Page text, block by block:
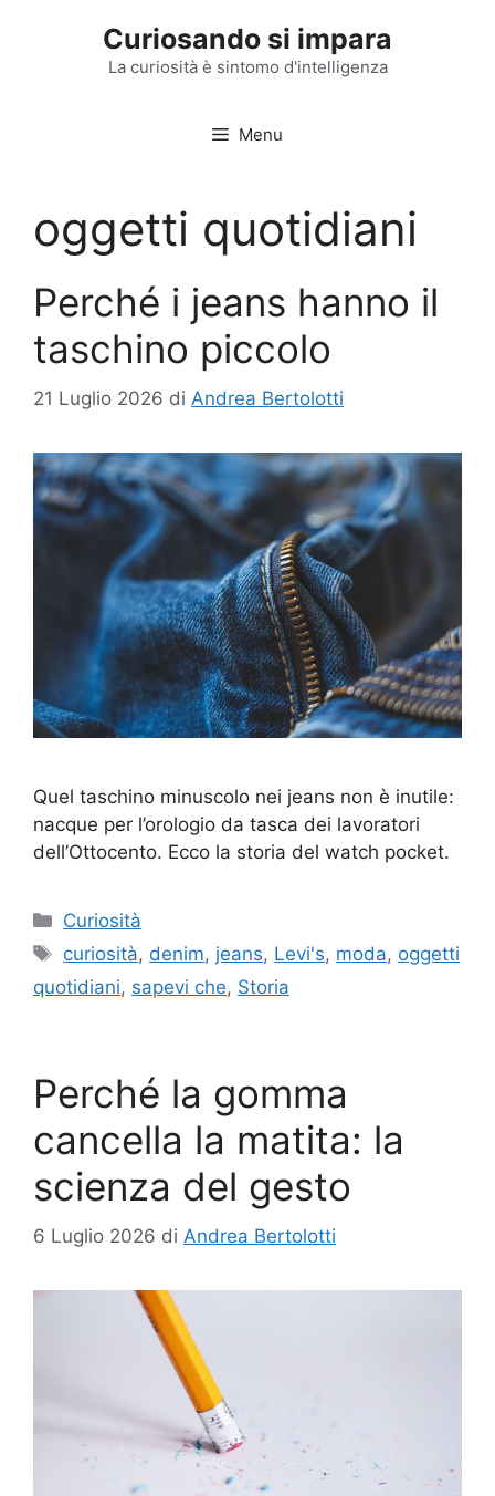
Curiosando si impara
La curiosità è sintomo d'intelligenza
Menu
oggetti quotidiani
Perché i jeans hanno il
taschino piccolo
21 Luglio 2026 di Andrea Bertolotti
Quel taschino minuscolo nei jeans non è inutile:
nacque per l’orologio da tasca dei lavoratori
dell’Ottocento. Ecco la storia del watch pocket.
Categorie
Curiosità
Tag
curiosità, denim, jeans, Levi's, moda, oggetti
quotidiani, sapevi che, Storia
Perché la gomma
cancella la matita: la
scienza del gesto
6 Luglio 2026 di Andrea Bertolotti